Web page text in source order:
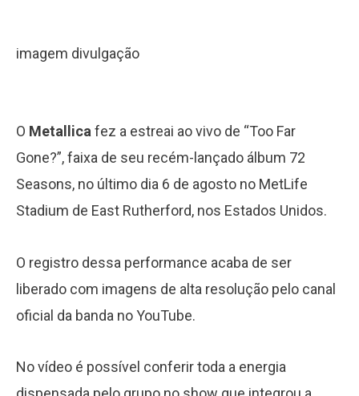
imagem divulgação
O Metallicafez a estreai ao vivo de “Too Far
Gone?”, faixa de seu recém-lançado álbum 72
Seasons, no último dia 6 de agosto no MetLife
Stadium de East Rutherford, nos Estados Unidos.
O registro dessa performance acaba de ser
liberado com imagens de alta resolução pelo canal
oficial da banda no YouTube.
No vídeo é possível conferir toda a energia